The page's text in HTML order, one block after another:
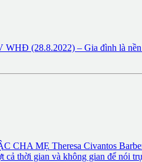
(28.8.2022) – Gia đình là nền
MẸ Theresa Civantos Barber
thời gian và không gian để nói